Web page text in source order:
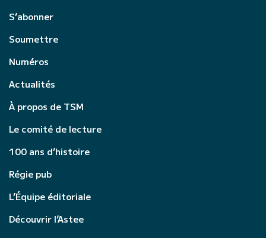
S’abonner
Soumettre
Numéros
Actualités
À propos de TSM
Le comité de lecture
100 ans d’histoire
Régie pub
L’Équipe éditoriale
Découvrir l’Astee